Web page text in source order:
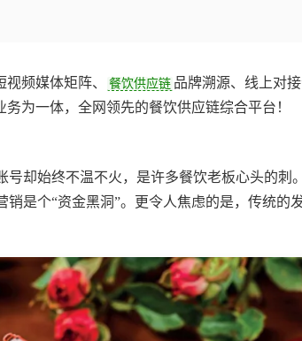
视频媒体矩阵、 餐饮供应链 品牌溯源、线上对
务为一体，全网领先的餐饮供应链综合平台‌！
却始终不温不火，是许多餐饮老板心头的刺
是个“资金黑洞”。更令人焦虑的是，传统的